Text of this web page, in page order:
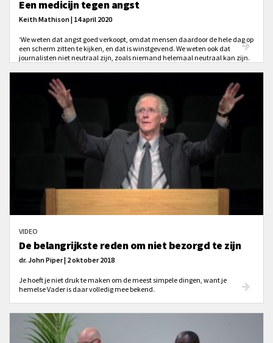
Een medicijn tegen angst
Keith Mathison | 14 april 2020
‘We weten dat angst goed verkoopt, omdat mensen daardoor de hele dag op
een scherm zitten te kijken, en dat is winstgevend. We weten ook dat
journalisten niet neutraal zijn, zoals niemand helemaal neutraal kan zijn.
angsten en zorgen?’
VIDEO
De belangrijkste reden om niet bezorgd te zijn
dr. John Piper | 2 oktober 2018
Je hoeft je niet druk te maken om de meest simpele dingen, want je
hemelse Vader is daar volledig mee bekend.